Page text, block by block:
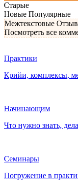
Старые
Новые Популярные
Межтекстовые
Посмотреть все
Практики
Крийи, комплексы,
Начинающим
Что нужно знать,
Семинары
Погружение в